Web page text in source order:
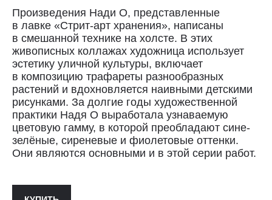
Произведения Нади О, представленные
в лавке «Стрит-арт хранения», написаны
в смешанной технике на холсте. В этих
живописных коллажах художница использует
эстетику уличной культуры, включает
в композицию трафареты разнообразных
растений и вдохновляется наивными детскими
рисунками. За долгие годы художественной
практики Надя О выработала узнаваемую
цветовую гамму, в которой преобладают сине-
зелёные, сиреневые и фиолетовые оттенки.
Они являются основными и в этой серии работ.
Доставка осуществляется курьерской
службой СДЭК за счёт покупателя.
Сроки доставки: 2−3 дня по Санкт-
Петербургу и 3−8 дней по России.
Самовывоз из магазина в Санкт-
Петербурге возможен
по предварительной договорённости
+7 (921) 433-35-93
ПОЛИТИКА КОНФИДЕНЦИАЛЬНОСТИ↗
ПУБЛИЧНАЯ ОФЕРТА↗